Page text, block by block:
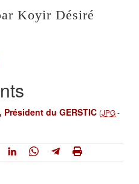
Koyir Désiré
Président du GERSTIC (JPG-